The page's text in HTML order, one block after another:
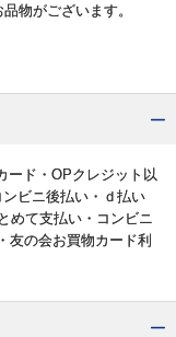
物がございます。
ード・OPクレジット以
ビニ後払い・ｄ払い
めて支払い・コンビニ
友の会お買物カード利